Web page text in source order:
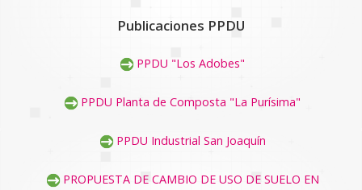
Publicaciones PPDU
PPDU "Los Adobes"
PPDU Planta de Composta "La Purísima"
PPDU Industrial San Joaquín
PROPUESTA DE CAMBIO DE USO DE SUELO EN